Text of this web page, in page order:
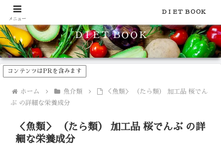
食品のカロリーや糖質などの栄養素がわかる！健康やダイエットに
ＤＩＥＴ ＢＯＯＫ
コンテンツはPRを含みます
ホーム 魚介類
＜魚類＞ （たら類） 加工品 桜でん
ぶ の詳細な栄養成分
＜魚類＞ （たら類） 加工品 桜でんぶ の詳
細な栄養成分
メニュー
ＤＩＥＴ ＢＯＯＫ